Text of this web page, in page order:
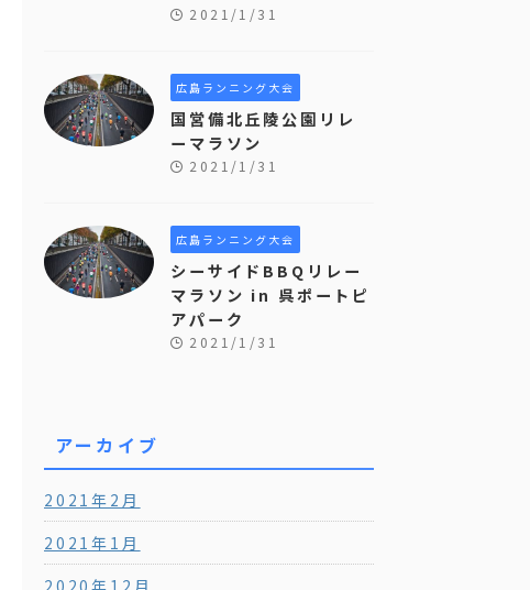
2021/1/31
広島ランニング大会
国営備北丘陵公園リレ
ーマラソン
2021/1/31
広島ランニング大会
シーサイドBBQリレー
マラソン in 呉ポートピ
アパーク
2021/1/31
アーカイブ
2021年2月
2021年1月
2020年12月